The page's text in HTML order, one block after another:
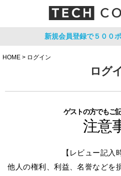
新規会員登録で５００
HOME ログイン
ログ
ゲストの方でもご
注意
【レビュー記入
他人の権利、利益、名誉などを